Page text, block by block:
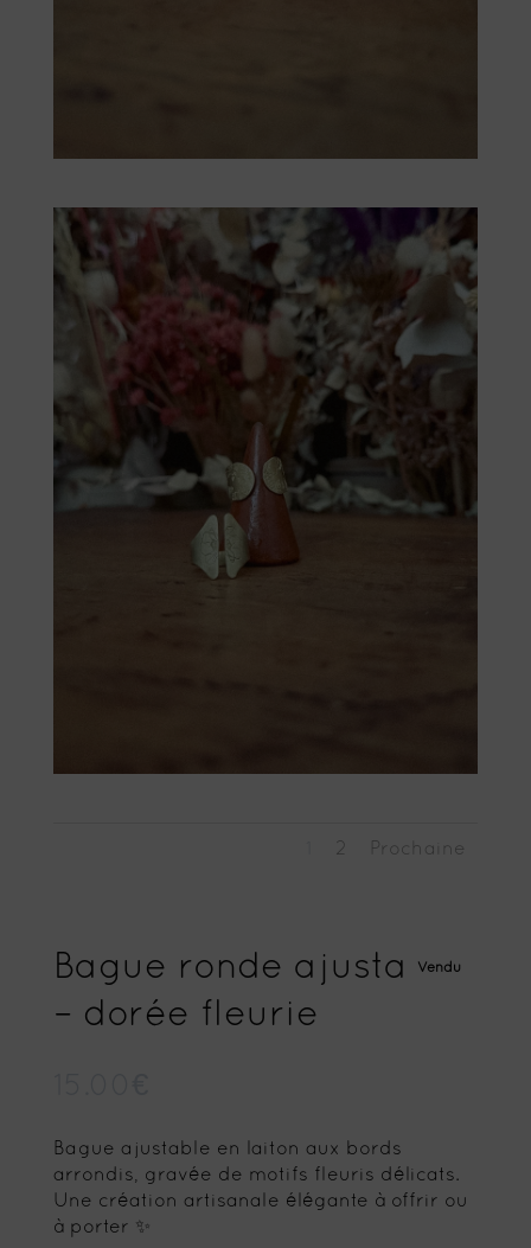
2 Prochaine
Bague ronde ajustable
– dorée fleurie
Vendu
Bague ajustable en laiton aux bords
arrondis, gravée de motifs fleuris délicats.
Une création artisanale élégante à offrir ou
à porter ✨